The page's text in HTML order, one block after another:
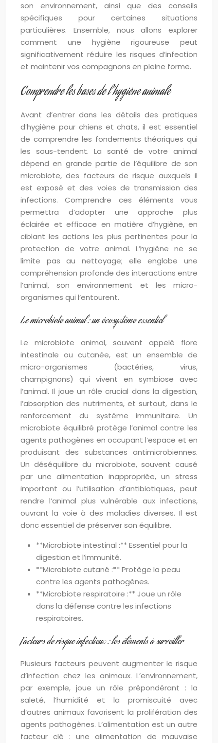
son environnement, ainsi que des conseils
spécifiques pour certaines situations
particulières. Ensemble, nous allons explorer
comment une hygiène rigoureuse peut
significativement réduire les risques d’infection
et maintenir vos compagnons en pleine forme.
Comprendre les bases de l’hygiène animale
Avant d’entrer dans les détails des pratiques
d’hygiène pour chiens et chats, il est essentiel
de comprendre les fondements théoriques qui
les sous-tendent. La santé de votre animal
dépend en grande partie de l’équilibre de son
microbiote, des facteurs de risque auxquels il
est exposé et des voies de transmission des
infections. Comprendre ces éléments vous
permettra d’adopter une approche plus
éclairée et efficace en matière d’hygiène, en
ciblant les actions les plus pertinentes pour la
protection de votre animal. L’hygiène ne se
limite pas au nettoyage; elle englobe une
compréhension profonde des interactions entre
l’animal, son environnement et les micro-
organismes qui l’entourent.
Le microbiote animal : un écosystème essentiel
Le microbiote animal, souvent appelé flore
intestinale ou cutanée, est un ensemble de
micro-organismes (bactéries, virus,
champignons) qui vivent en symbiose avec
l’animal. Il joue un rôle crucial dans la digestion,
l’absorption des nutriments, et surtout, dans le
renforcement du système immunitaire. Un
microbiote équilibré protège l’animal contre les
agents pathogènes en occupant l’espace et en
produisant des substances antimicrobiennes.
Un déséquilibre du microbiote, souvent causé
par une alimentation inappropriée, un stress
important ou l’utilisation d’antibiotiques, peut
rendre l’animal plus vulnérable aux infections,
ouvrant la voie à des maladies diverses. Il est
donc essentiel de préserver son équilibre.
**Microbiote intestinal :** Essentiel pour la
digestion et l’immunité.
**Microbiote cutané :** Protège la peau
contre les agents pathogènes.
**Microbiote respiratoire :** Joue un rôle
dans la défense contre les infections
respiratoires.
Facteurs de risque infectieux : les éléments à surveiller
Plusieurs facteurs peuvent augmenter le risque
d’infection chez les animaux. L’environnement,
par exemple, joue un rôle prépondérant : la
saleté, l’humidité et la promiscuité avec
d’autres animaux favorisent la prolifération des
agents pathogènes. L’alimentation est un autre
facteur clé : une alimentation de mauvaise